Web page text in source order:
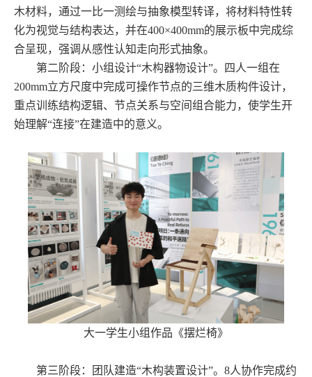
木材料，通过一比一测绘与抽象模型转译，将材料特性转
化为视觉与结构表达，并在400×400mm的展示板中完成综
合呈现，强调从感性认知走向形式抽象。
第二阶段：小组设计“木构器物设计”。四人一组在
200mm立方尺度中完成可操作节点的三维木质构件设计，
重点训练结构逻辑、节点关系与空间组合能力，使学生开
始理解“连接”在建造中的意义。
大一学生小组作品《摆烂椅》
第三阶段：团队建造“木构装置设计”。8人协作完成约